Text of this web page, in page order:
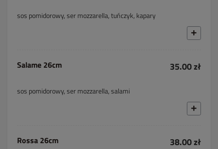
sos pomidorowy, ser mozzarella, tuńczyk, kapary
Salame 26cm 35.00 zł
sos pomidorowy, ser mozzarella, salami
Rossa 26cm 38.00 zł